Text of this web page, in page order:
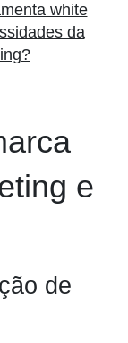
white
da
e
de